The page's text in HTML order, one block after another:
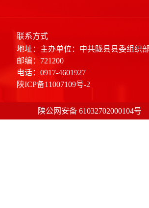
联系方式
地址：主办单位：中共陇县县委组织
邮编：721200
电话：0917-4601927
陕ICP备11007109号-2
陕公网安备 61032702000104号